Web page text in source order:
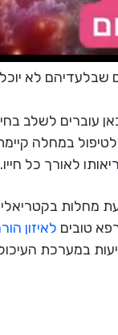
שבלעדיהם לא
עוברים לשלב
במחלה
לאורך כל חייו.
מחלות
טובים לאיזון
במערכת העיכול